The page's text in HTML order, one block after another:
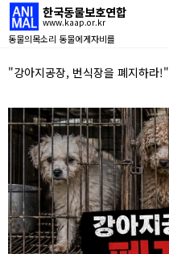
한국동물보호연합
www.kaap.or.kr
동물의목소리 동물에게자비를
"강아지공장, 번식장을 폐지하라!"